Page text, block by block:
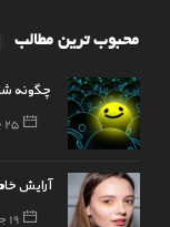
محبوب ترین مطالب
چگونه
25 جولای, 2017
آرایش
19 جولای, 2016